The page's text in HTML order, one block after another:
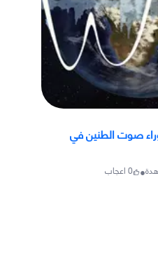
صوت الطنين في
•
0اعجاب